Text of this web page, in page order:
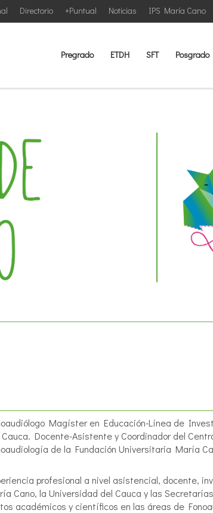
IPS María Cano
Noticias
+Puntual
Directorio
Pregrado ETDH SFT Posgrado
Magíster en Educación-Línea de
Cauca. Docente-Asistente y Coordinador del
de la Fundación Universitaria María
profesional a nivel asistencial, docente,
Cano, la Universidad del Cauca y las
académicos y científicos en las áreas de